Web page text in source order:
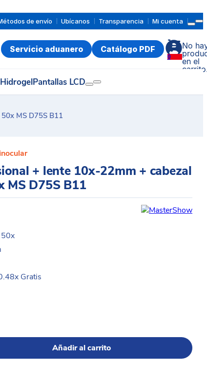
de envío Ubícanos Transparencia Mi cuenta
Servicio aduanero Catálogo PDF
0
No
en el
Pantallas LCD
MS D75S B11
+ lente 10x-22mm + cabezal
MS D75S B11
Gratis
Añadir al carrito